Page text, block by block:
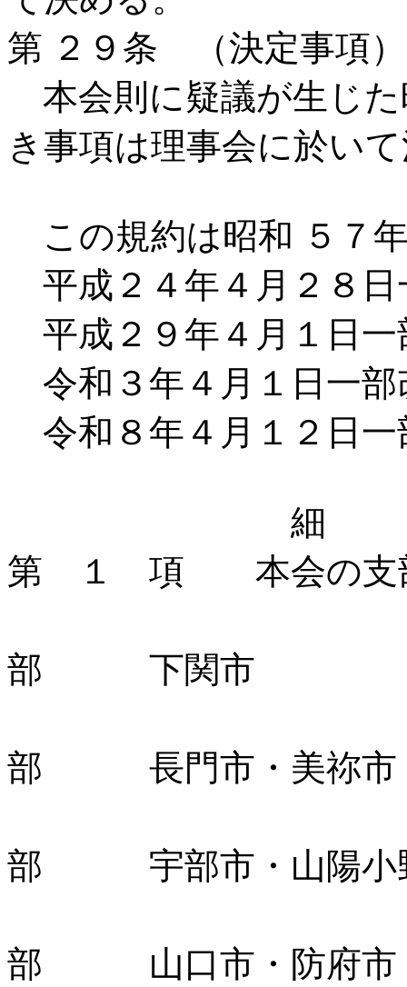
第 ２９条 （決定事項）
本会則に疑議が生じ
き事項は理事会に於い
この規約は昭和 ５７
平成２４年４月２８日
平成２９年４月１日一
令和３年４月１日一部
令和８年４月１２日一
細
第 １ 項 本会の支部
部 下関市
部 長門市・美祢市
部 宇部市・山陽小
部 山口市・防府市